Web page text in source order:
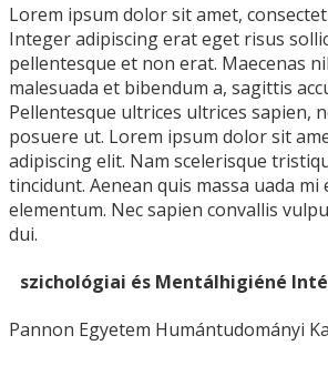
Lorem ipsum dolor sit amet,
Integer adipiscing erat eget risus
pellentesque et non erat. Maecenas
malesuada et bibendum a, sagittis
Pellentesque ultrices ultrices sapien,
posuere ut. Lorem ipsum dolor sit
adipiscing elit. Nam scelerisque
tincidunt. Aenean quis massa uada mi
elementum. Nec sapien convallis
dui.
Pszichológiai és Mentálhigiéné
Pannon Egyetem Humántudományi